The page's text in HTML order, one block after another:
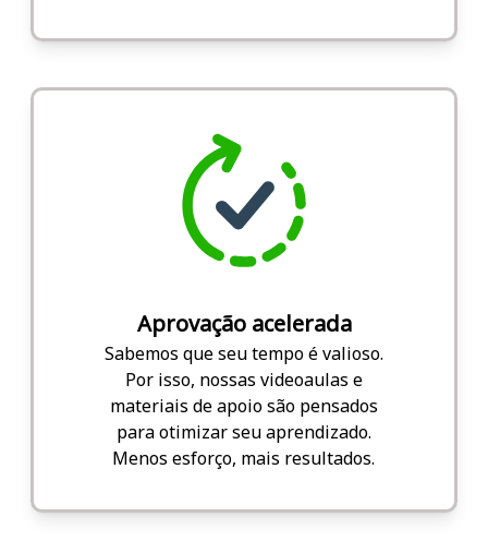
Aprovação acelerada
Sabemos que seu tempo é valioso.
Por isso, nossas videoaulas e
materiais de apoio são pensados
para otimizar seu aprendizado.
Menos esforço, mais resultados.